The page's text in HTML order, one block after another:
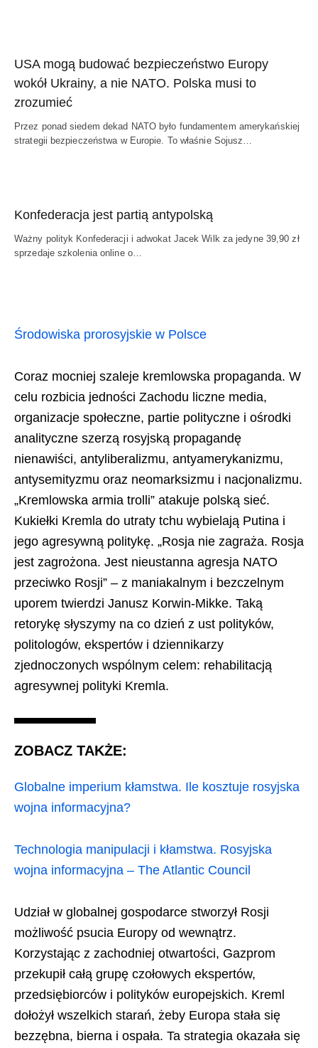
USA mogą budować bezpieczeństwo Europy
wokół Ukrainy, a nie NATO. Polska musi to
zrozumieć
Przez ponad siedem dekad NATO było fundamentem amerykańskiej
strategii bezpieczeństwa w Europie. To właśnie Sojusz…
Konfederacja jest partią antypolską
Ważny polityk Konfederacji i adwokat Jacek Wilk za jedyne 39,90 zł
sprzedaje szkolenia online o…
Środowiska prorosyjskie w Polsce
Coraz mocniej szaleje kremlowska propaganda. W
celu rozbicia jedności Zachodu liczne media,
organizacje społeczne, partie polityczne i ośrodki
analityczne szerzą rosyjską propagandę
nienawiści, antyliberalizmu, antyamerykanizmu,
antysemityzmu oraz neomarksizmu i nacjonalizmu.
„Kremlowska armia trolli” atakuje polską sieć.
Kukiełki Kremla do utraty tchu wybielają Putina i
jego agresywną politykę. „Rosja nie zagraża. Rosja
jest zagrożona. Jest nieustanna agresja NATO
przeciwko Rosji” – z maniakalnym i bezczelnym
uporem twierdzi Janusz Korwin-Mikke. Taką
retorykę słyszymy na co dzień z ust polityków,
politologów, ekspertów i dziennikarzy
zjednoczonych wspólnym celem: rehabilitacją
agresywnej polityki Kremla.
ZOBACZ TAKŻE:
Globalne imperium kłamstwa. Ile kosztuje rosyjska
wojna informacyjna?
Technologia manipulacji i kłamstwa. Rosyjska
wojna informacyjna – The Atlantic Council
Udział w globalnej gospodarce stworzył Rosji
możliwość psucia Europy od wewnątrz.
Korzystając z zachodniej otwartości, Gazprom
przekupił całą grupę czołowych ekspertów,
przedsiębiorców i polityków europejskich. Kreml
dołożył wszelkich starań, żeby Europa stała się
bezzębna, bierna i ospała. Ta strategia okazała się